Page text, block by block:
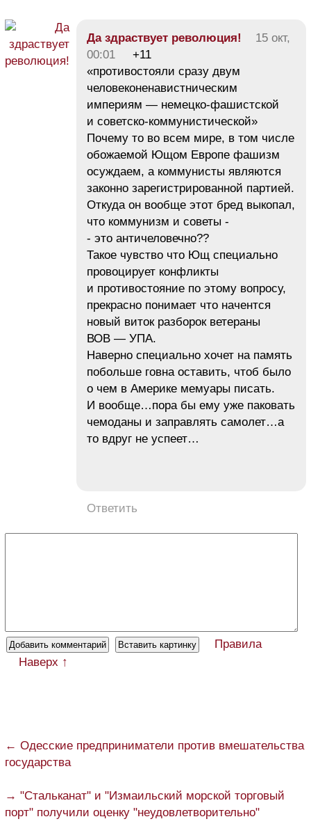
Да здраствует революция!
15 окт,
00:01
+11
«противостояли сразу двум
человеконенавистническим
империям — немецко-фашистской
и советско-коммунистической»
Почему то во всем мире, в том числе
обожаемой Ющом Европе фашизм
осуждаем, а коммунисты являются
законно зарегистрированной партией.
Откуда он вообще этот бред выкопал,
что коммунизм и советы -
- это античеловечно??
Такое чувство что Ющ специально
провоцирует конфликты
и противостояние по этому вопросу,
прекрасно понимает что начентся
новый виток разборок ветераны
ВОВ — УПА.
Наверно специально хочет на память
побольше говна оставить, чтоб было
о чем в Америке мемуары писать.
И вообще…пора бы ему уже паковать
чемоданы и заправлять самолет…а
то вдруг не успеет…
Ответить
Правила
Наверх ↑
← Одесские предприниматели против вмешательства
государства
→ "Стальканат" и "Измаильский морской торговый
порт" получили оценку "неудовлетворительно"